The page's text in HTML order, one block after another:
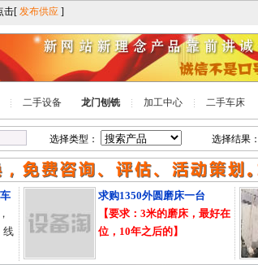
二手设备 龙门刨铣 加工中心 二手车床
选择类型： 选择结果：
求购1350外圆磨床一台
【要求：3米的磨床，最好在
位，10年之后的】